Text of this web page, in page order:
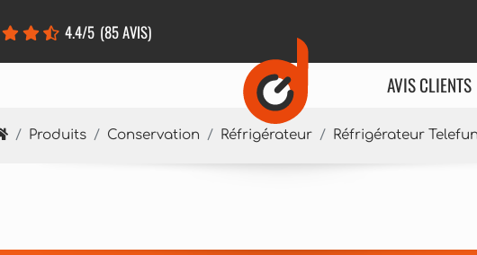
4.4/5 (85 AVIS)
AVIS CLIENTS
Produits Conservation Réfrigérateur Réfrigérateur